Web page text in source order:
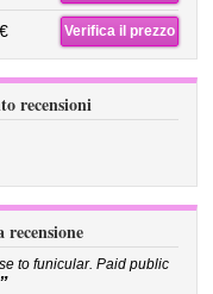
Verifica il prezzo
recensioni
to funicular. Paid public
”